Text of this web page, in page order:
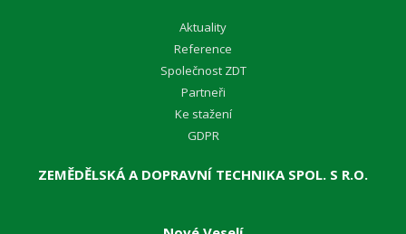
Aktuality
Reference
Společnost ZDT
Partneři
Ke stažení
GDPR
ZEMĚDĚLSKÁ A DOPRAVNÍ TECHNIKA SPOL. S R.O.